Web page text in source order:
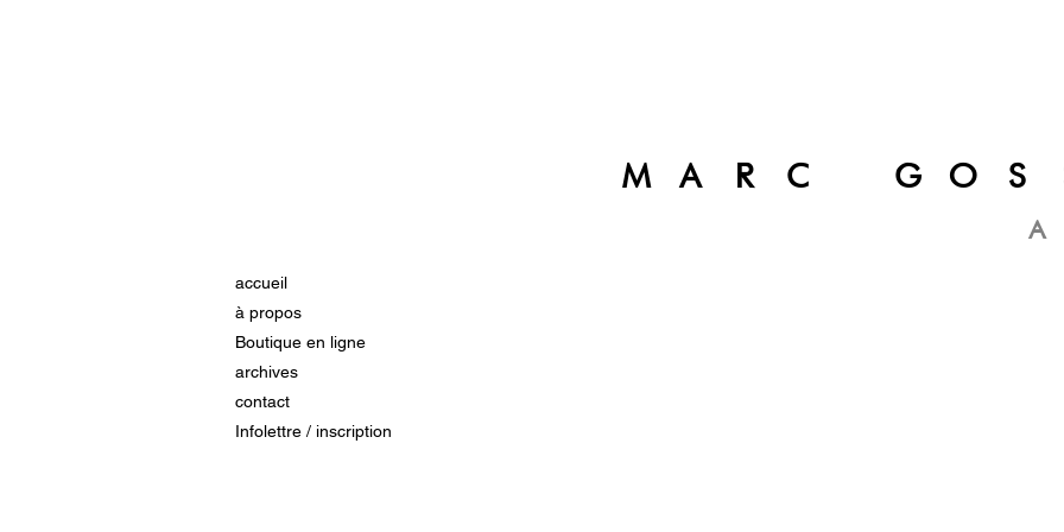
MARC
accueil
à propos
Boutique en ligne
archives
contact
Infolettre / inscription